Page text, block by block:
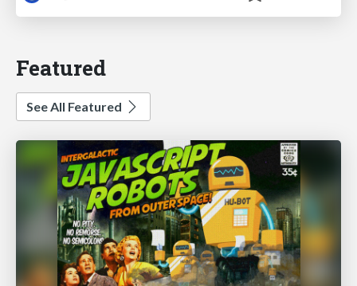
Featured
See All Featured